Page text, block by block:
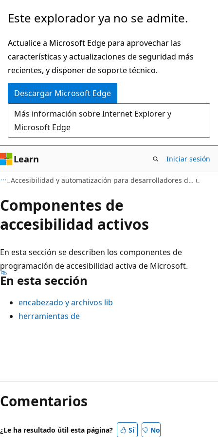
Ir
contenido
principal
Este explorador ya no se admite.
Actualice a Microsoft Edge para aprovechar las
características y actualizaciones de seguridad más
recientes, y disponer de soporte técnico.
Descargar Microsoft Edge
Más información sobre Internet Explorer y
Microsoft Edge
Learn Iniciar sesión
Accesibilidad y automatización para desarrolladores de Windows
Componentes de
accesibilidad activos
En esta sección se describen los componentes de
programación de accesibilidad activa de Microsoft.
En esta sección
encabezado y archivos lib
herramientas de
de
lectura
Comentarios
¿Le ha resultado útil esta página? Sí No